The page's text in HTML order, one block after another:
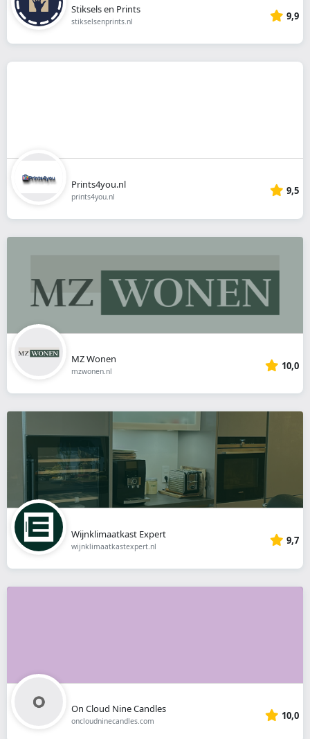
Stiksels en Prints
stikselsenprints.nl 9,9
Prints4you.nl
prints4you.nl 9,5
MZ Wonen
mzwonen.nl 10,0
Wijnklimaatkast Expert
wijnklimaatkastexpert.nl 9,7
On Cloud Nine Candles
oncloudninecandles.com 10,0